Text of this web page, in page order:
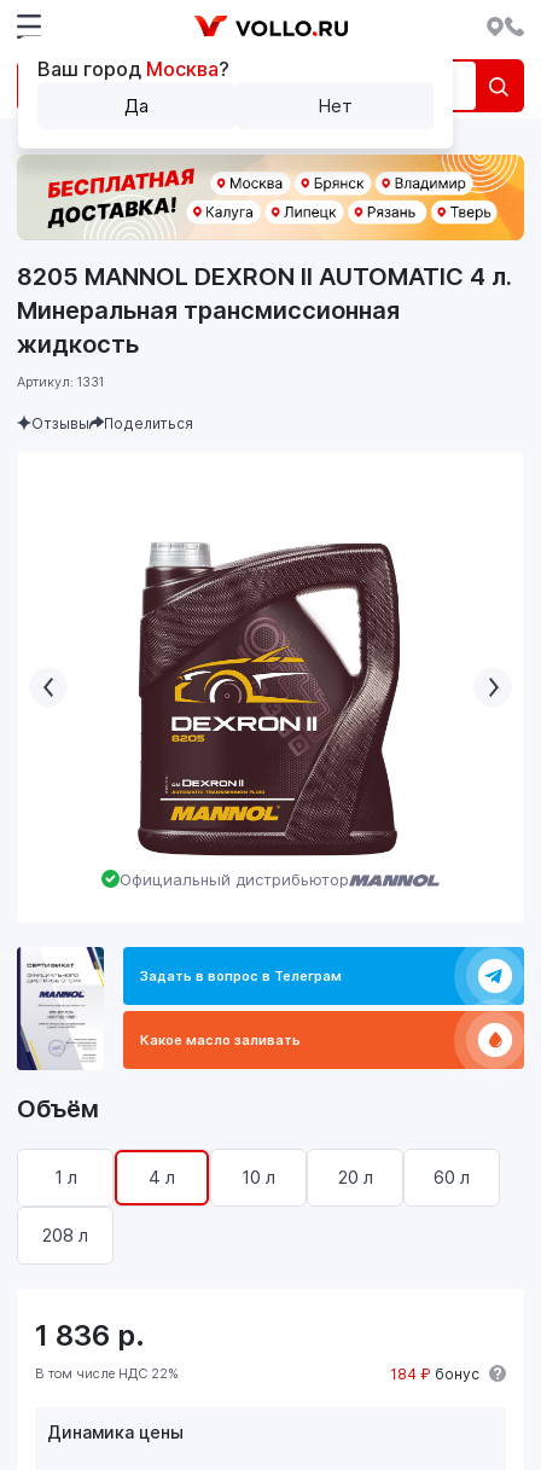
Официальный дистрибьютор
Задать в вопрос в Телеграм
Какое масло заливать
8205 MANNOL DEXRON II AUTOMATIC 4 л.
Минеральная трансмиссионная
жидкость
Артикул: 1331
Отзывы Поделиться
Объём
1 л 4 л 10 л 20 л 60 л
208 л
1 836 р.
В том числе НДС 22% 184 ₽ бонус
Динамика цены
Ваш город Москва?
Да Нет